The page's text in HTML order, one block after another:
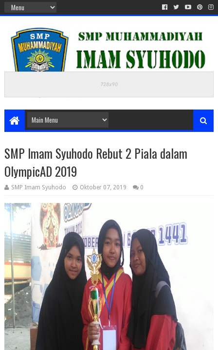
SMP Imam Syuhodo Rebut 2 Piala dalam
OlympicAD 2019
SMP Imam Syuhodo Oktober 07, 2019 0